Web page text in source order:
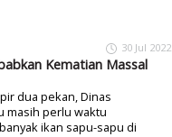
30 Jul 2022
Kematian Massal
dua pekan, Dinas
masih perlu waktu
ikan sapu-sapu di